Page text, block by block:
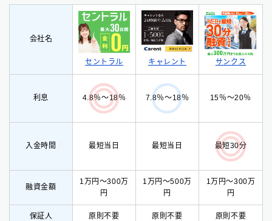
会社名
セントラル キャレント サンクス
利息 4.8％〜18％ 7.8％〜18％ 15％〜20％
入金時間 最短当日 最短当日 最短30分
融資金額
1万円〜300万
円
1万円〜500万
円
1万円〜300万
円
保証人 原則不要 原則不要 原則不要